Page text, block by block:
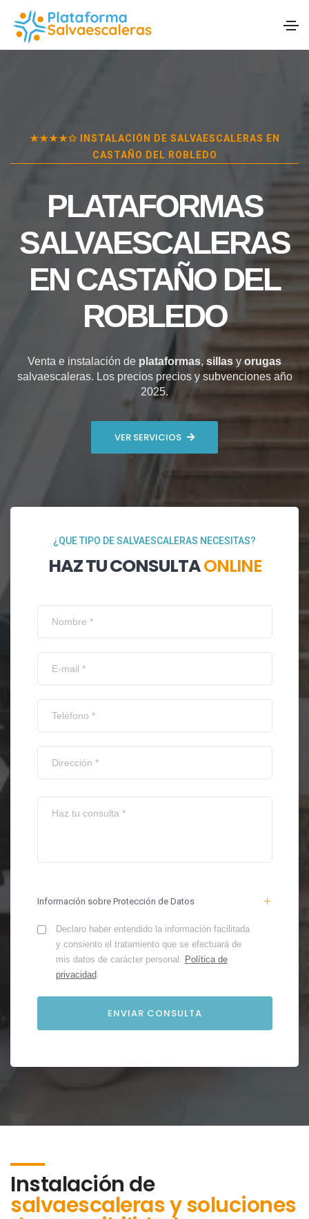
★★★★✩ INSTALACIÓN DE SALVAESCALERAS EN
CASTAÑO DEL ROBLEDO
PLATAFORMAS
SALVAESCALERAS
EN CASTAÑO DEL
ROBLEDO
Venta e instalación de plataformas, sillas y orugas
salvaescaleras. Los precios precios y subvenciones año
2025.
VER SERVICIOS
¿QUE TIPO DE SALVAESCALERAS NECESITAS?
HAZ TU CONSULTAONLINE
Información sobre Protección de Datos
Declaro haber entendido la información facilitada
y consiento el tratamiento que se efectuará de
mis datos de carácter personal. Política de
privacidad.
Instalación de
salvaescaleras y soluciones